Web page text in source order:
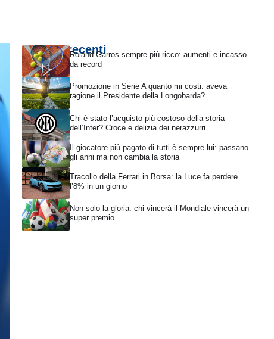
Articoli recentiRoland Garros sempre più ricco: aumenti e incasso
da record
Promozione in Serie A quanto mi costi: aveva
ragione il Presidente della Longobarda?
Chi è stato l’acquisto più costoso della storia
dell’Inter? Croce e delizia dei nerazzurri
Il giocatore più pagato di tutti è sempre lui: passano
gli anni ma non cambia la storia
Tracollo della Ferrari in Borsa: la Luce fa perdere
l’8% in un giorno
Non solo la gloria: chi vincerà il Mondiale vincerà un
super premio